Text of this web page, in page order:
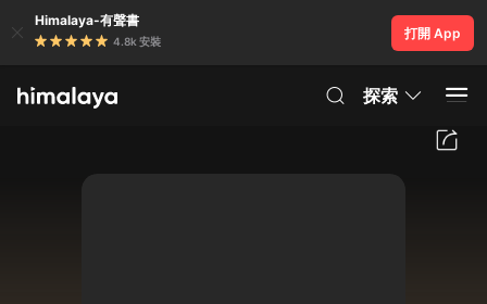
Himalaya-有聲書
4.8k 安裝
打開 App
探索